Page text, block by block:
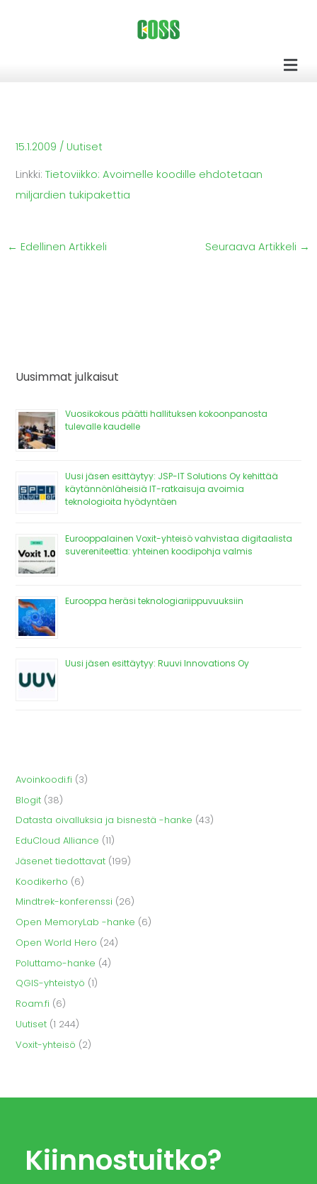
15.1.2009 / Uutiset
Linkki:Tietoviikko: Avoimelle koodille ehdotetaan
miljardien tukipakettia
← Edellinen Artikkeli Seuraava Artikkeli →
Uusimmat julkaisut
Vuosikokous päätti hallituksen kokoonpanosta
tulevalle kaudelle
Uusi jäsen esittäytyy: JSP-IT Solutions Oy kehittää
käytännönläheisiä IT-ratkaisuja avoimia
teknologioita hyödyntäen
Eurooppalainen Voxit-yhteisö vahvistaa digitaalista
suvereniteettia: yhteinen koodipohja valmis
Eurooppa heräsi teknologiariippuvuuksiin
Uusi jäsen esittäytyy: Ruuvi Innovations Oy
Avoinkoodi.fi (3)
Blogit (38)
Datasta oivalluksia ja bisnestä -hanke (43)
EduCloud Alliance (11)
Jäsenet tiedottavat (199)
Koodikerho (6)
Mindtrek-konferenssi (26)
Open MemoryLab -hanke (6)
Open World Hero (24)
Poluttamo-hanke (4)
QGIS-yhteistyö (1)
Roam.fi (6)
Uutiset (1 244)
Voxit-yhteisö (2)
Kiinnostuitko?